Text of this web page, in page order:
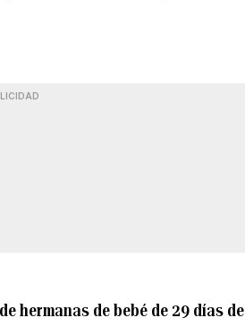
hermanas de bebé de 29 días de